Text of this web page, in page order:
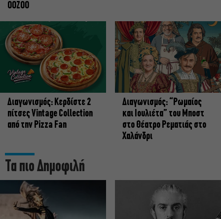
OOZOO
Διαγωνισμός: Κερδίστε 2
πίτσες Vintage Collection
από την Pizza Fan
Διαγωνισμός: “Ρωμαίος
και Ιουλιέτα” του Μποστ
στο Θέατρο Ρεματιάς στο
Χαλάνδρι
Τα πιο Δημοφιλή